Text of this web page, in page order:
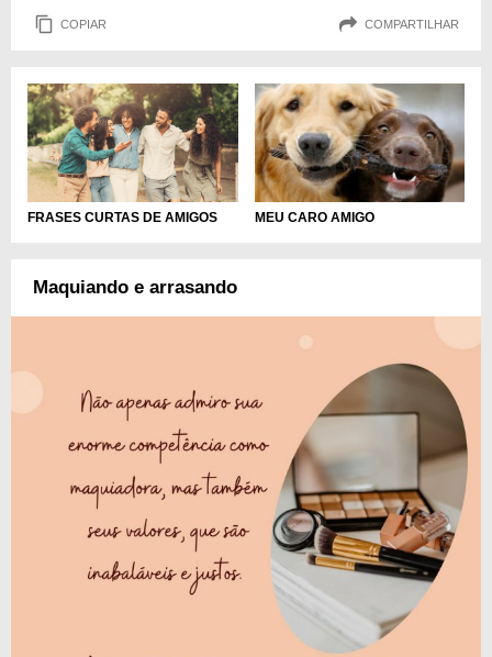
COPIAR COMPARTILHAR
FRASES CURTAS DE AMIGOS MEU CARO AMIGO
Maquiando e arrasando